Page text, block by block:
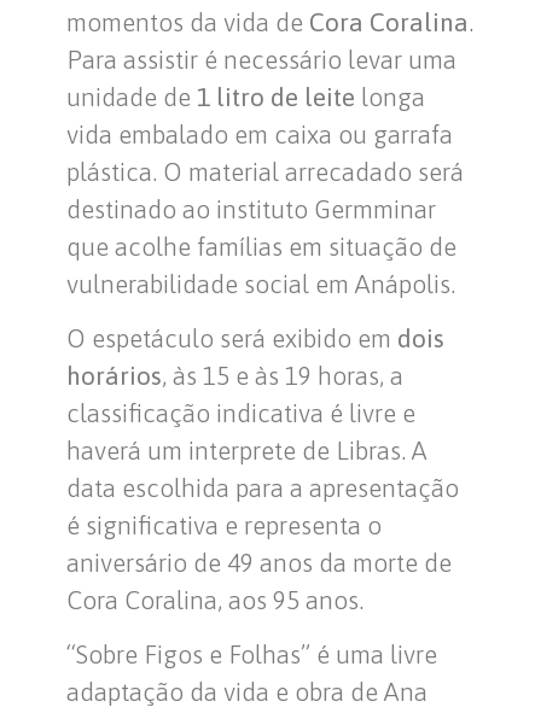
momentos da vida de Cora Coralina
Para assistir é necessário levar uma
unidade de 1 litro de leite longa
vida embalado em caixa ou garrafa
plástica. O material arrecadado será
destinado ao instituto Germminar
que acolhe famílias em situação de
vulnerabilidade social em Anápolis.
O espetáculo será exibido em dois
horários, às 15 e às 19 horas, a
classificação indicativa é livre e
haverá um interprete de Libras. A
data escolhida para a apresentação
é significativa e representa o
aniversário de 49 anos da morte de
Cora Coralina, aos 95 anos.
“Sobre Figos e Folhas” é uma livre
adaptação da vida e obra de Ana